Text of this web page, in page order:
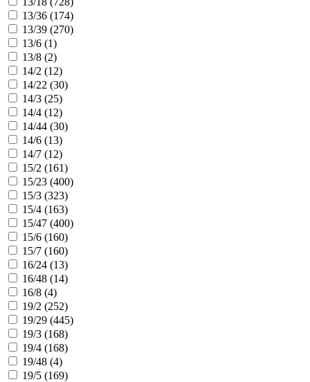
13/36 (174)
13/39 (270)
13/6 (1)
13/8 (2)
14/2 (12)
14/22 (30)
14/3 (25)
14/4 (12)
14/44 (30)
14/6 (13)
14/7 (12)
15/2 (161)
15/23 (400)
15/3 (323)
15/4 (163)
15/47 (400)
15/6 (160)
15/7 (160)
16/24 (13)
16/48 (14)
16/8 (4)
19/2 (252)
19/29 (445)
19/3 (168)
19/4 (168)
19/48 (4)
19/5 (169)